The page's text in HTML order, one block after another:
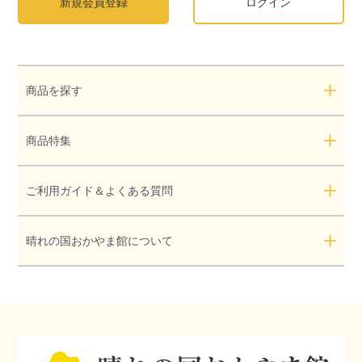
商品を探す
商品特集
ご利用ガイド＆よくある質問
晴れの国おかやま館について